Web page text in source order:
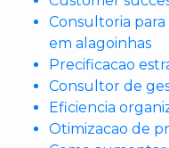
Consultoria
em alagoinhas
Precificacao
Consultor de
Eficiencia
Otimizacao de